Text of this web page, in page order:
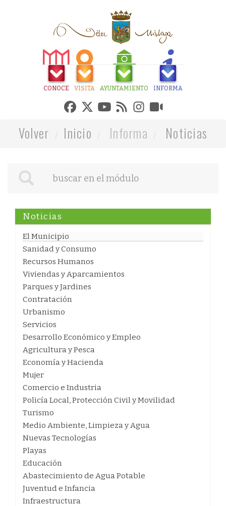
CONOCE VISITA AYUNTAMIENTO INFORMA
Volver Inicio Informa Noticias
Noticias
El Municipio
Sanidad y Consumo
Recursos Humanos
Viviendas y Aparcamientos
Parques y Jardines
Contratación
Urbanismo
Servicios
Desarrollo Económico y Empleo
Agricultura y Pesca
Economía y Hacienda
Mujer
Comercio e Industria
Policía Local, Protección Civil y Movilidad
Turismo
Medio Ambiente, Limpieza y Agua
Nuevas Tecnologías
Playas
Educación
Abastecimiento de Agua Potable
Juventud e Infancia
Infraestructura